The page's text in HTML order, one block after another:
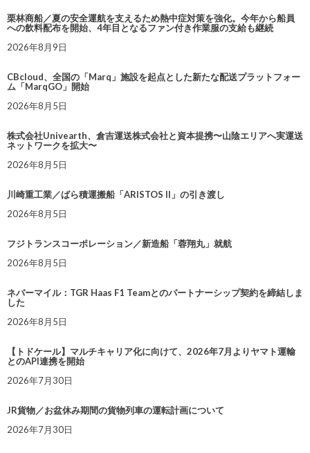
栗林商船／夏の安全運航を支えるため熱中症対策を強化。今年から船員
への飲料配布を開始、4年目となるファン付き作業服の支給も継続
2026年8月9日
CBcloud、全国の「Marq」施設を起点とした新たな配送プラットフォー
ム「MarqGO」開始
2026年8月5日
株式会社Univearth、倉吉運送株式会社と資本提携〜山陰エリアへ実運送
ネットワークを拡大〜
2026年8月5日
川崎重工業／ばら積運搬船「ARISTOS II」の引き渡し
2026年8月5日
フジトランスコーポレーション／新造船「蓉翔丸」就航
2026年8月5日
ネバーマイル：TGR Haas F1 Teamとのパートナーシップ契約を締結しま
した
2026年8月5日
【トドケール】マルチキャリア化に向けて、2026年7月よりヤマト運輸
とのAPI連携を開始
2026年7月30日
JR貨物／お盆休み期間の貨物列車の運転計画について
2026年7月30日